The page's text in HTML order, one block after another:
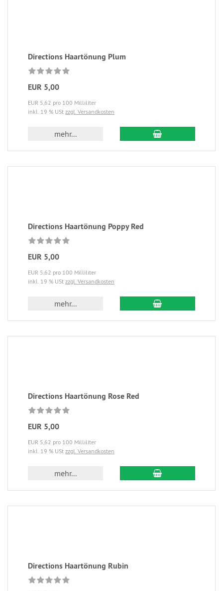
Directions Haartönung Plum
EUR 5,00
EUR 5,62 pro 100 Milliliter
inkl. 19 % USt zzgl. Versandkosten
mehr...
Directions Haartönung Poppy Red
EUR 5,00
EUR 5,62 pro 100 Milliliter
inkl. 19 % USt zzgl. Versandkosten
mehr...
Directions Haartönung Rose Red
EUR 5,00
EUR 5,62 pro 100 Milliliter
inkl. 19 % USt zzgl. Versandkosten
mehr...
Directions Haartönung Rubin